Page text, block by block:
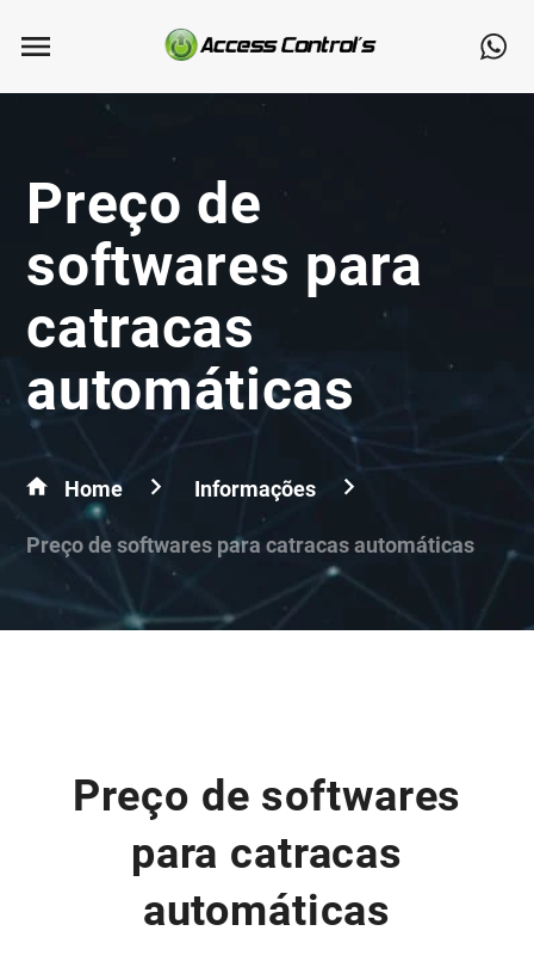
Preço de
softwares para
catracas
automáticas
Home Informações
Preço de softwares para catracas automáticas
Preço de softwares
para catracas
automáticas